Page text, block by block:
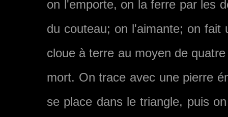
on l'emporte, on la ferre par les
du couteau; on l'aimante; on fait
cloue à terre au moyen de
mort. On trace avec une pierre
se place dans le triangle, puis